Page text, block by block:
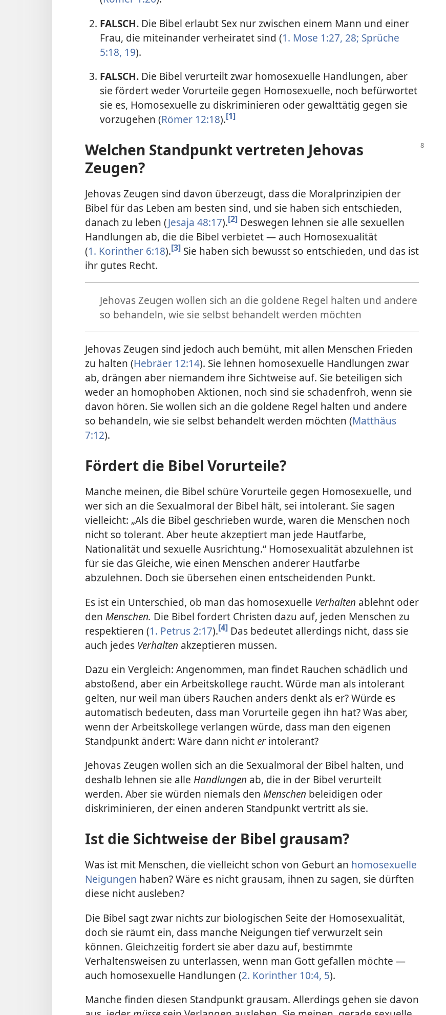
FALSCH.Die Bibel erlaubt Sex nur zwischen einem Mann und einer
Frau, die miteinander verheiratet sind (1. Mose 1:27, 28; Sprüche
5:18, 19).
FALSCH.Die Bibel verurteilt zwar homosexuelle Handlungen, aber
sie fördert weder Vorurteile gegen Homosexuelle, noch befürwortet
sie es, Homosexuelle zu diskriminieren oder gewalttätig gegen sie
vorzugehen (Römer 12:18).[1]
Welchen Standpunkt vertreten Jehovas
Zeugen?
Jehovas Zeugen sind davon überzeugt, dass die Moralprinzipien der
Bibel für das Leben am besten sind, und sie haben sich entschieden,
danach zu leben (Jesaja 48:17).[2] Deswegen lehnen sie alle sexuellen
Handlungen ab, die die Bibel verbietet — auch Homosexualität
(1. Korinther 6:18).[3] Sie haben sich bewusst so entschieden, und das ist
ihr gutes Recht.
Jehovas Zeugen wollen sich an die goldene Regel halten und andere
so behandeln, wie sie selbst behandelt werden möchten
Jehovas Zeugen sind jedoch auch bemüht, mit allen Menschen Frieden
zu halten (Hebräer 12:14). Sie lehnen homosexuelle Handlungen zwar
ab, drängen aber niemandem ihre Sichtweise auf. Sie beteiligen sich
weder an homophoben Aktionen, noch sind sie schadenfroh, wenn sie
davon hören. Sie wollen sich an die goldene Regel halten und andere
so behandeln, wie sie selbst behandelt werden möchten (Matthäus
7:12).
Fördert die Bibel Vorurteile?
Manche meinen, die Bibel schüre Vorurteile gegen Homosexuelle, und
wer sich an die Sexualmoral der Bibel hält, sei intolerant. Sie sagen
vielleicht: „Als die Bibel geschrieben wurde, waren die Menschen noch
nicht so tolerant. Aber heute akzeptiert man jede Hautfarbe,
Nationalität und sexuelle Ausrichtung.“ Homosexualität abzulehnen ist
für sie das Gleiche, wie einen Menschen anderer Hautfarbe
abzulehnen. Doch sie übersehen einen entscheidenden Punkt.
Es ist ein Unterschied, ob man das homosexuelle Verhalten ablehnt oder
den Menschen. Die Bibel fordert Christen dazu auf, jeden Menschen zu
respektieren (1. Petrus 2:17).[4] Das bedeutet allerdings nicht, dass sie
auch jedes Verhalten akzeptieren müssen.
Dazu ein Vergleich: Angenommen, man findet Rauchen schädlich und
abstoßend, aber ein Arbeitskollege raucht. Würde man als intolerant
gelten, nur weil man übers Rauchen anders denkt als er? Würde es
automatisch bedeuten, dass man Vorurteile gegen ihn hat? Was aber,
wenn der Arbeitskollege verlangen würde, dass man den eigenen
Standpunkt ändert: Wäre dann nicht er intolerant?
Jehovas Zeugen wollen sich an die Sexualmoral der Bibel halten, und
deshalb lehnen sie alle Handlungen ab, die in der Bibel verurteilt
werden. Aber sie würden niemals den Menschen beleidigen oder
diskriminieren, der einen anderen Standpunkt vertritt als sie.
Ist die Sichtweise der Bibel grausam?
Was ist mit Menschen, die vielleicht schon von Geburt an homosexuelle
Neigungen haben? Wäre es nicht grausam, ihnen zu sagen, sie dürften
diese nicht ausleben?
Die Bibel sagt zwar nichts zur biologischen Seite der Homosexualität,
doch sie räumt ein, dass manche Neigungen tief verwurzelt sein
können. Gleichzeitig fordert sie aber dazu auf, bestimmte
Verhaltensweisen zu unterlassen, wenn man Gott gefallen möchte —
auch homosexuelle Handlungen (2. Korinther 10:4, 5).
Manche finden diesen Standpunkt grausam. Allerdings gehen sie davon